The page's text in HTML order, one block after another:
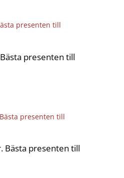
presenten till
Bästa presenten till